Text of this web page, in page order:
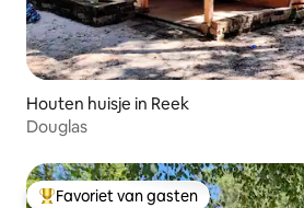
Houten huisje in Reek
Douglas
Favoriet van gasten